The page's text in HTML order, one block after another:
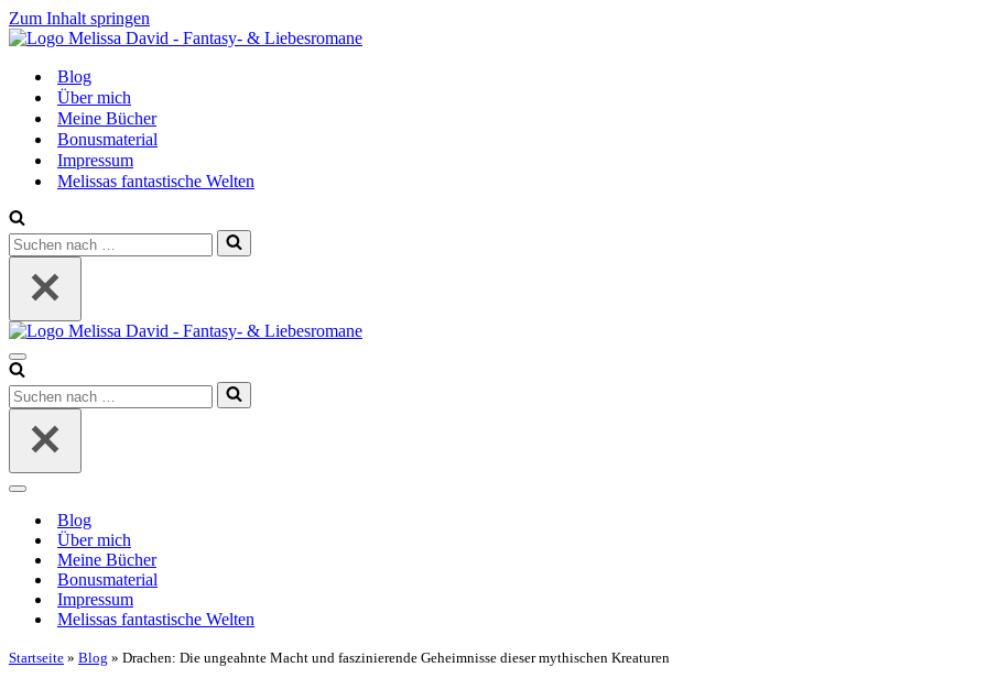
Zum Inhalt springen
Blog
Über mich
Meine Bücher
Bonusmaterial
Impressum
Melissas fantastische Welten
Suchen
nach …
Navigationsmenü
Suchen
nach …
Navigationsmenü
Blog
Über mich
Meine Bücher
Bonusmaterial
Impressum
Melissas fantastische Welten
Startseite » Blog » Drachen: Die ungeahnte Macht und faszinierende Geheimnisse dieser mythischen Kreaturen